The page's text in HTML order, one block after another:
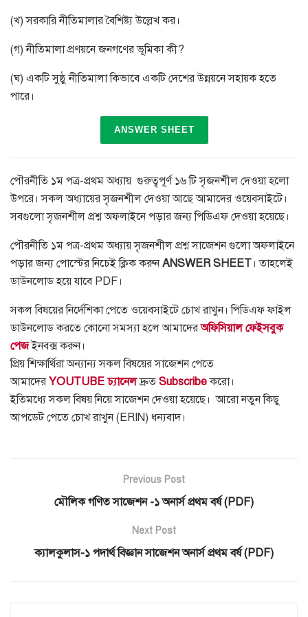
(খ) সরকারি নীতিমালার বৈশিষ্ট্য উল্লেখ কর।
(গ) নীতিমালা প্রণয়নে জনগণের ভূমিকা কী?
(ঘ) একটি সুষ্ঠু নীতিমালা কিভাবে একটি দেশের উন্নয়নে সহায়ক হতে
পারে।
ANSWER SHEET
পৌরনীতি ১ম পত্র-প্রথম অধ্যায় গুরুত্বপূর্ণ ১৬ টি সৃজনশীল দেওয়া হলো
উপরে। সকল অধ্যায়ের সৃজনশীল দেওয়া আছে আমাদের ওয়েবসাইটে।
সবগুলো সৃজনশীল প্রশ্ন অফলাইনে পড়ার জন্য পিডিএফ দেওয়া হয়েছে।
পৌরনীতি ১ম পত্র-প্রথম অধ্যায় সৃজনশীল প্রশ্ন সাজেশন গুলো অফলাইনে
পড়ার জন্য পোস্টের নিচেই ক্লিক করুনANSWER SHEET । তাহলেই
ডাউনলোড হয়ে যাবে PDF।
সকল বিষয়ের নির্দেশিকা পেতে ওয়েবসাইটে চোখ রাখুন। পিডিএফ ফাইল
ডাউনলোড করতে কোনো সমস্যা হলে আমাদেরঅফিসিয়াল ফেইসবুক
পেজইনবক্স করুন।
প্রিয় শিক্ষার্থিরা অন্যান্য সকল বিষয়ের সাজেশন পেতে
আমাদের YOUTUBE চ্যানেল দ্রুত Subscribeকরো।
ইতিমধ্যে সকল বিষয় নিয়ে সাজেশন দেওয়া হয়েছে। আরো নতুন কিছু
আপডেট পেতে চোখ রাখুন (ERIN) ধন্যবাদ।
Previous Post
মৌলিক গণিত সাজেশন -১ অনার্স প্রথম বর্ষ (PDF)
Next Post
ক্যালকুলাস-১ পদার্থ বিজ্ঞান সাজেশন অনার্স প্রথম বর্ষ (PDF)